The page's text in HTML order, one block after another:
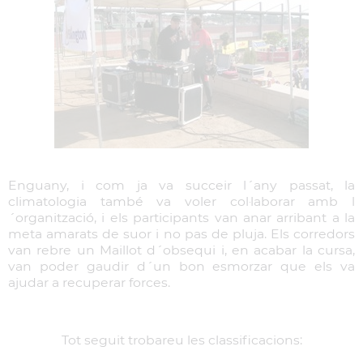
Enguany, i com ja va succeir l´any passat, la
climatologia també va voler col·laborar amb l
´organització, i els participants van anar arribant a la
meta amarats de suor i no pas de pluja. Els corredors
van rebre un Maillot d´obsequi i, en acabar la cursa,
van poder gaudir d´un bon esmorzar que els va
ajudar a recuperar forces.
Tot seguit trobareu les classificacions: